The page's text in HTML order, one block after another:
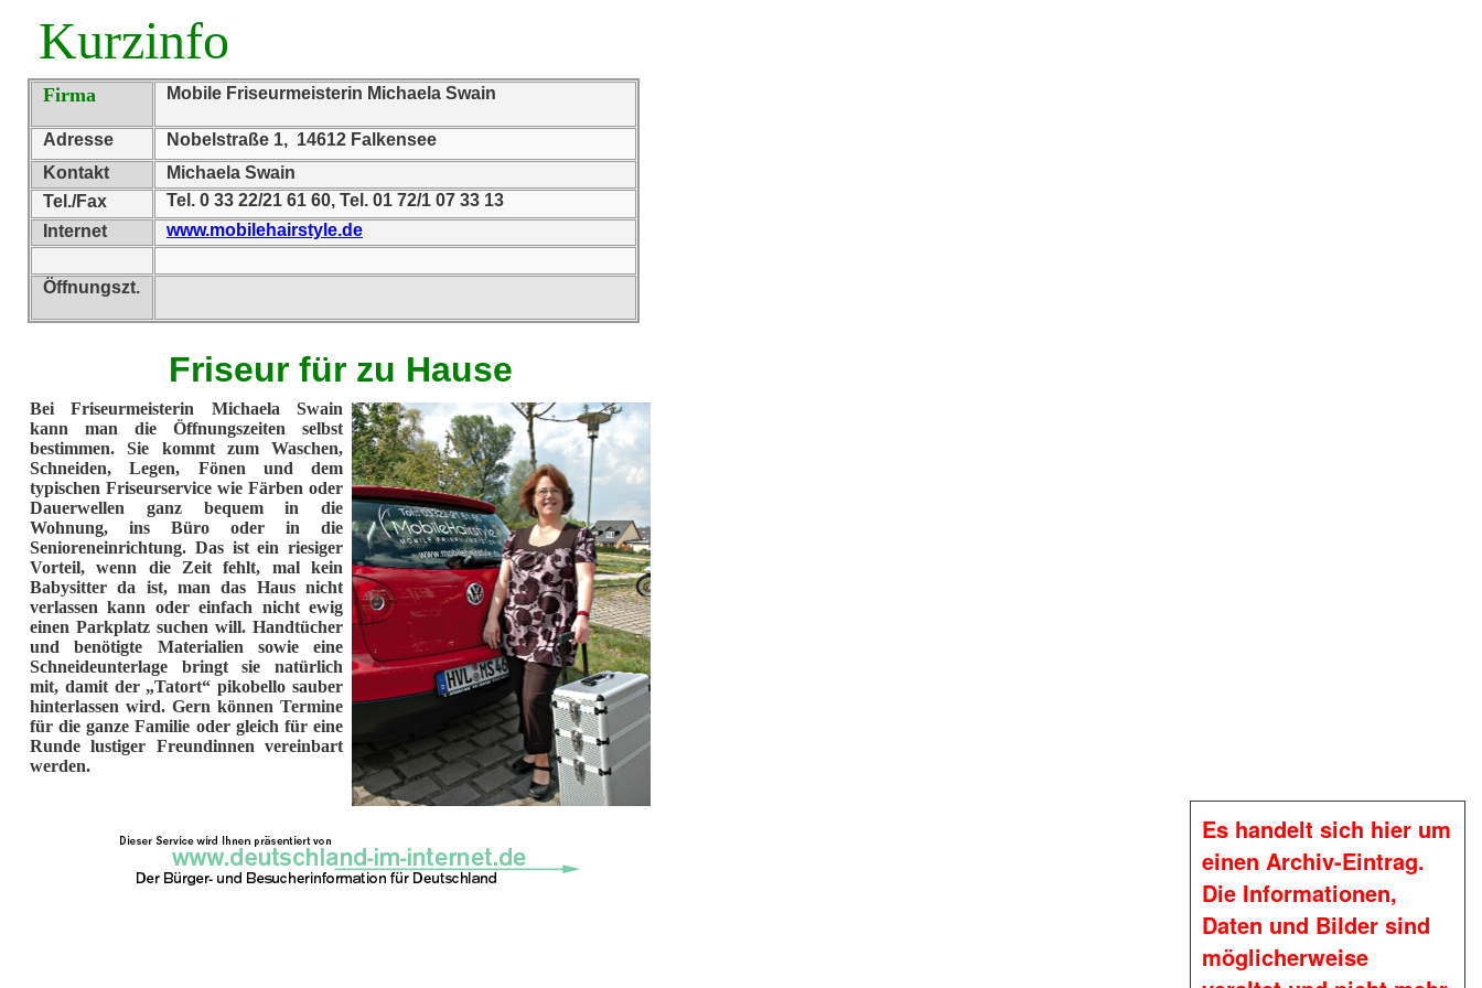
Kurzinfo
Firma Mobile Friseurmeisterin Michaela Swain
Adresse
Nobelstraße 1, 14612 Falkensee
Kontakt
Michaela Swain
Tel./Fax
Tel. 0 33 22/21 61 60, Tel. 01 72/1 07 33 13
Internet
www.mobilehairstyle.de
Öffnungszt.
Friseur für zu Hause
Bei Friseurmeisterin Michaela Swain
kann man die Öffnungszeiten selbst
bestimmen. Sie kommt zum Waschen,
Schneiden, Legen, Fönen und dem
typischen Friseurservice wie Färben oder
Dauerwellen ganz bequem in die
Wohnung, ins Büro oder in die
Senioreneinrichtung. Das ist ein riesiger
Vorteil, wenn die Zeit fehlt, mal kein
Babysitter da ist, man das Haus nicht
verlassen kann oder einfach nicht ewig
einen Parkplatz suchen will. Handtücher
und benötigte Materialien sowie eine
Schneideunterlage bringt sie natürlich
mit, damit der „Tatort“ pikobello sauber
hinterlassen wird. Gern können Termine
für die ganze Familie oder gleich für eine
Runde lustiger Freundinnen vereinbart
werden.
Es handelt sich hier um
einen Archiv-Eintrag.
Die Informationen,
Daten und Bilder sind
möglicherweise